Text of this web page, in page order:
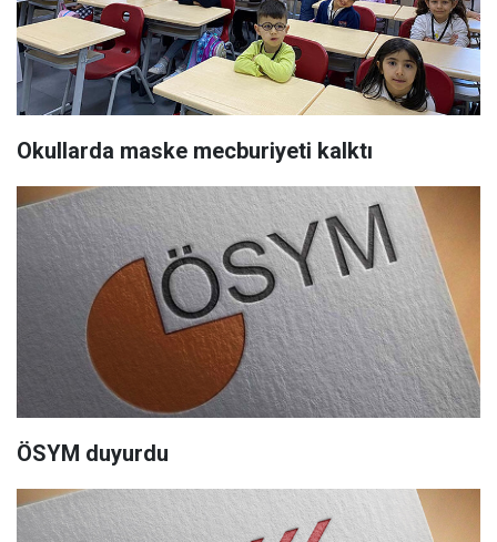
Okullarda maske mecburiyeti kalktı
ÖSYM duyurdu